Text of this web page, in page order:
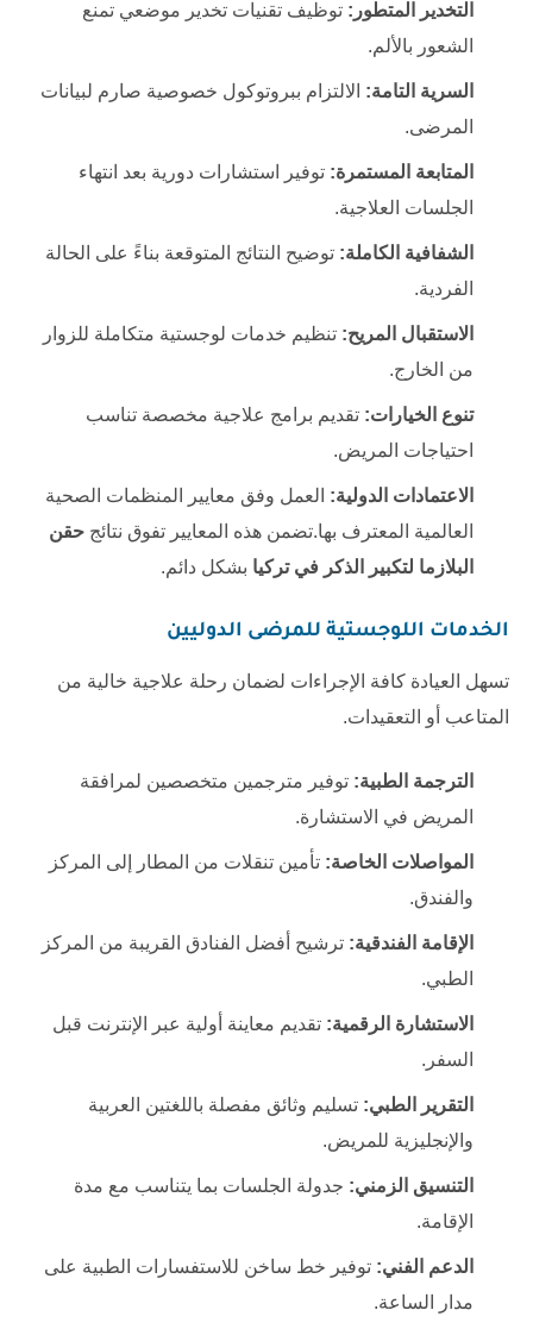
التخدير المتطور: توظيف تقنيات تخدير موضعي تمنع
الشعور بالألم.
السرية التامة: الالتزام ببروتوكول خصوصية صارم لبيانات
المرضى.
المتابعة المستمرة: توفير استشارات دورية بعد انتهاء
الجلسات العلاجية.
الشفافية الكاملة: توضيح النتائج المتوقعة بناءً على الحالة
الفردية.
الاستقبال المريح: تنظيم خدمات لوجستية متكاملة للزوار
من الخارج.
تنوع الخيارات: تقديم برامج علاجية مخصصة تناسب
احتياجات المريض.
الاعتمادات الدولية: العمل وفق معايير المنظمات الصحية
العالمية المعترف بها.تضمن هذه المعايير تفوق نتائج حقن
البلازما لتكبير الذكر في تركيا بشكل دائم.
الخدمات اللوجستية للمرضى الدوليين
تسهل العيادة كافة الإجراءات لضمان رحلة علاجية خالية من
المتاعب أو التعقيدات.
الترجمة الطبية: توفير مترجمين متخصصين لمرافقة
المريض في الاستشارة.
المواصلات الخاصة: تأمين تنقلات من المطار إلى المركز
والفندق.
الإقامة الفندقية: ترشيح أفضل الفنادق القريبة من المركز
الطبي.
الاستشارة الرقمية: تقديم معاينة أولية عبر الإنترنت قبل
السفر.
التقرير الطبي: تسليم وثائق مفصلة باللغتين العربية
والإنجليزية للمريض.
التنسيق الزمني: جدولة الجلسات بما يتناسب مع مدة
الإقامة.
الدعم الفني: توفير خط ساخن للاستفسارات الطبية على
مدار الساعة.